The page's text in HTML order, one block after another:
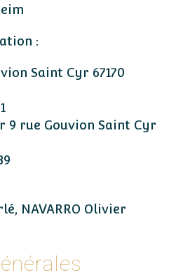
:
Saint Cyr 67170
rue Gouvion Saint Cyr
NAVARRO Olivier